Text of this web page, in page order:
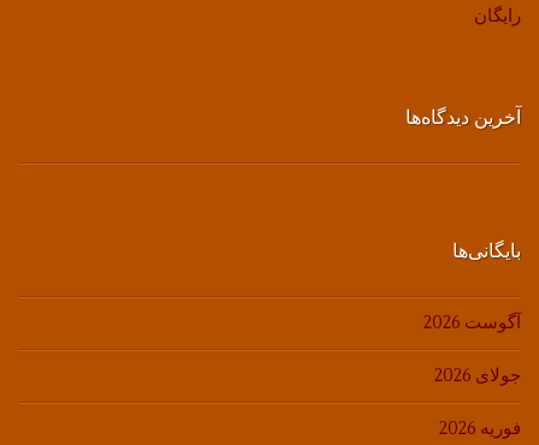
رایگان
آخرین دیدگاه‌ها
بایگانی‌ها
آگوست 2026
جولای 2026
فوریه 2026